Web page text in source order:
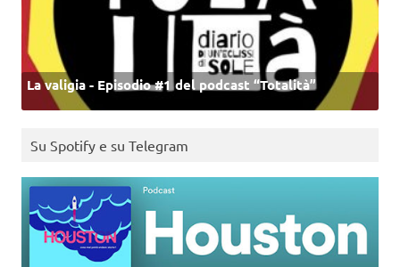
La valigia - Episodio #1 del podcast “Totalità”
Su Spotify e su Telegram